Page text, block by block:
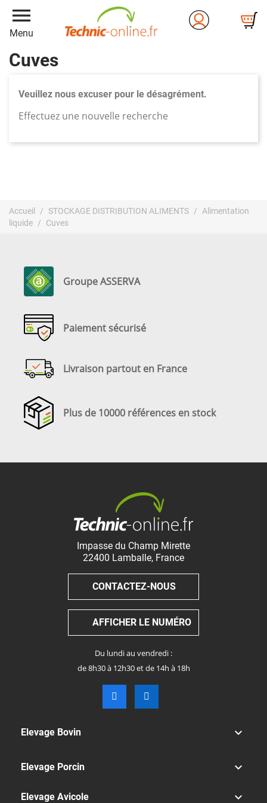
menu
Menu
Cuves
Veuillez nous excuser pour le désagrément.
Effectuez une nouvelle recherche
Accueil STOCKAGE DISTRIBUTION ALIMENTS
Alimentation
liquide
Cuves
Groupe ASSERVA
Paiement sécurisé
Livraison partout en France
Plus de 10000 références en stock
Impasse du Champ Mirette
22400 Lamballe, France
CONTACTEZ-NOUS
AFFICHER LE NUMÉRO
Du lundi au vendredi :
de 8h30 à 12h30 et de 14h à 18h
Elevage Bovin 
Elevage Porcin 
Elevage Avicole 